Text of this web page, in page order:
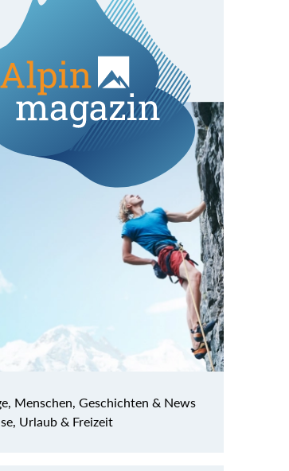
Menschen, Geschichten & News
Urlaub & Freizeit